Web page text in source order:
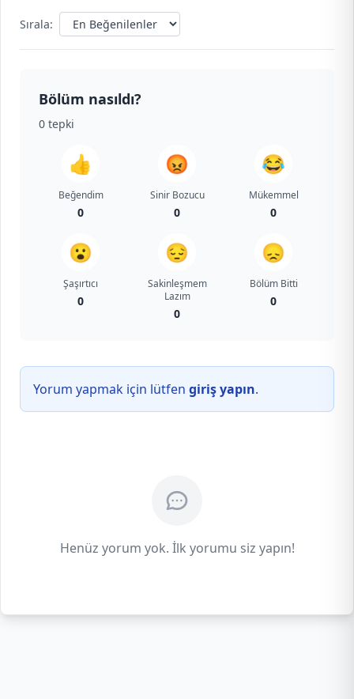
Sırala:
Bölüm nasıldı?
0 tepki
👍
Beğendim
0
😡
Sinir Bozucu
0
😂
Mükemmel
0
😮
Şaşırtıcı
0
😔
Sakinleşmem
Lazım
0
😞
Bölüm Bitti
0
Yorum yapmak için lütfen giriş yapın.
Henüz yorum yok. İlk yorumu siz yapın!